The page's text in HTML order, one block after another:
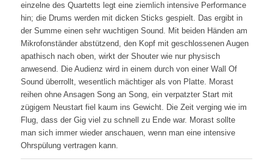
einzelne des Quartetts legt eine ziemlich intensive Performance
hin; die Drums werden mit dicken Sticks gespielt. Das ergibt in
der Summe einen sehr wuchtigen Sound. Mit beiden Händen am
Mikrofonständer abstützend, den Kopf mit geschlossenen Augen
apathisch nach oben, wirkt der Shouter wie nur physisch
anwesend. Die Audienz wird in einem durch von einer Wall Of
Sound überrollt, wesentlich mächtiger als von Platte. Morast
reihen ohne Ansagen Song an Song, ein verpatzter Start mit
zügigem Neustart fiel kaum ins Gewicht. Die Zeit verging wie im
Flug, dass der Gig viel zu schnell zu Ende war. Morast sollte
man sich immer wieder anschauen, wenn man eine intensive
Ohrspülung vertragen kann.